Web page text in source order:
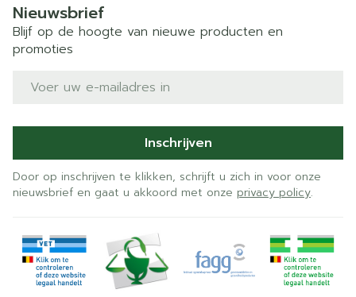
Nieuwsbrief
Blijf op de hoogte van nieuwe producten en
promoties
E-mail adres
Inschrijven
Door op inschrijven te klikken, schrijft u zich in voor onze
nieuwsbrief en gaat u akkoord met onze privacy policy.